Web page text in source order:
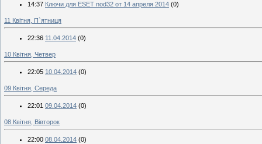
14:37 Ключи для ESET nod32 от 14 апреля 2014 (0)
11 Квітня, П`ятниця
22:36 11.04.2014 (0)
10 Квітня, Четвер
22:05 10.04.2014 (0)
09 Квітня, Середа
22:01 09.04.2014 (0)
08 Квітня, Вівторок
22:00 08.04.2014 (0)